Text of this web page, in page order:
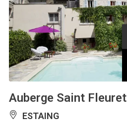
Auberge Saint Fleuret
ESTAING